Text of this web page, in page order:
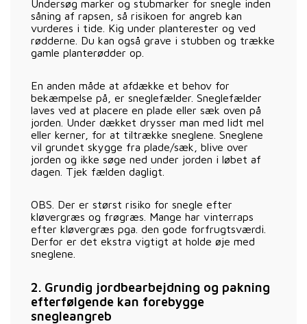
Undersøg marker og stubmarker for snegle inden
såning af rapsen, så risikoen for angreb kan
vurderes i tide. Kig under planterester og ved
rødderne. Du kan også grave i stubben og trække
gamle planterødder op.
En anden måde at afdække et behov for
bekæmpelse på, er sneglefælder. Sneglefælder
laves ved at placere en plade eller sæk oven på
jorden. Under dækket drysser man med lidt mel
eller kerner, for at tiltrække sneglene. Sneglene
vil grundet skygge fra plade/sæk, blive over
jorden og ikke søge ned under jorden i løbet af
dagen. Tjek fælden dagligt.
OBS. Der er størst risiko for snegle efter
kløvergræs og frøgræs. Mange har vinterraps
efter kløvergræs pga. den gode forfrugtsværdi.
Derfor er det ekstra vigtigt at holde øje med
sneglene.
2. Grundig jordbearbejdning og pakning
efterfølgende kan forebygge
snegleangreb